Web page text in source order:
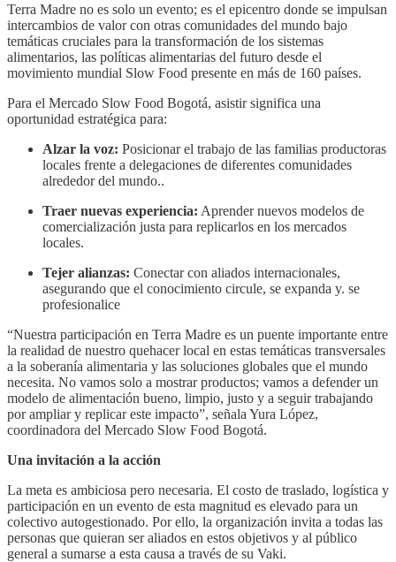
Terra Madre no es solo un evento; es el epicentro donde se impulsan
intercambios de valor con otras comunidades del mundo bajo
temáticas cruciales para la transformación de los sistemas
alimentarios, las políticas alimentarias del futuro desde el
movimiento mundial Slow Food presente en más de 160 países.
Para el Mercado Slow Food Bogotá, asistir significa una
oportunidad estratégica para:
Alzar la voz: Posicionar el trabajo de las familias productoras
locales frente a delegaciones de diferentes comunidades
alrededor del mundo..
Traer nuevas experiencia: Aprender nuevos modelos de
comercialización justa para replicarlos en los mercados
locales.
Tejer alianzas: Conectar con aliados internacionales,
asegurando que el conocimiento circule, se expanda y. se
profesionalice
“Nuestra participación en Terra Madre es un puente importante entre
la realidad de nuestro quehacer local en estas temáticas transversales
a la soberanía alimentaria y las soluciones globales que el mundo
necesita. No vamos solo a mostrar productos; vamos a defender un
modelo de alimentación bueno, limpio, justo y a seguir trabajando
por ampliar y replicar este impacto”, señala Yura López,
coordinadora del Mercado Slow Food Bogotá.
Una invitación a la acción
La meta es ambiciosa pero necesaria. El costo de traslado, logística y
participación en un evento de esta magnitud es elevado para un
colectivo autogestionado. Por ello, la organización invita a todas las
personas que quieran ser aliados en estos objetivos y al público
general a sumarse a esta causa a través de su Vaki.